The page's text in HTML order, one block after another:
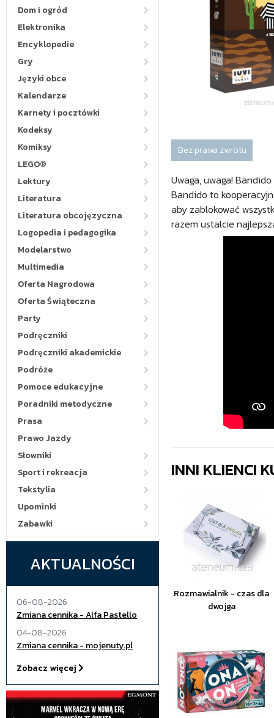
Dom i ogród
Elektronika
Encyklopedie
Gry
Języki obce
Kalendarze
Karnety i pocztówki
Kodeksy
Komiksy
LEGO®
Lektury
Literatura
Literatura obcojęzyczna
Logopedia i pedagogika
Modelarstwo
Multimedia
Oferta Nagrodowa
Oferta Świąteczna
Party
Podręczniki
Podręczniki akademickie
Podróże
Pomoce edukacyjne
Poradniki metodyczne
Prasa
Prawo Jazdy
Słowniki
Sport i rekreacja
Tekstylia
Upominki
Zabawki
AKTUALNOŚCI
06-08-2026
Zmiana cennika - Alfa Pastello
04-08-2026
Zmiana cennika - mojenuty.pl
Zobacz więcej
Bez prawa zwrotu
Uwaga, uwaga!
Bandido to
aby zablokować
razem ustalcie
INNI KLIENCI
Rozmawialnik - czas dla
dwojga